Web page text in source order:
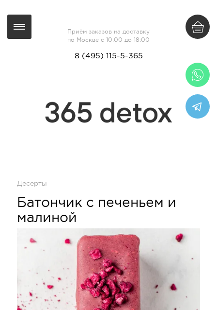
Приём заказов на доставку
по Москве с 10:00 до 18:00
8 (495) 115-5-365
Десерты
Батончик с печеньем и
малиной